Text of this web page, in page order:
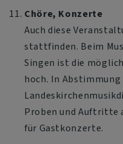
Chöre, Konzerte
Auch diese
stattfinden. Beim
Singen ist die
hoch. In
Proben und Auftritte
für Gastkonzerte.